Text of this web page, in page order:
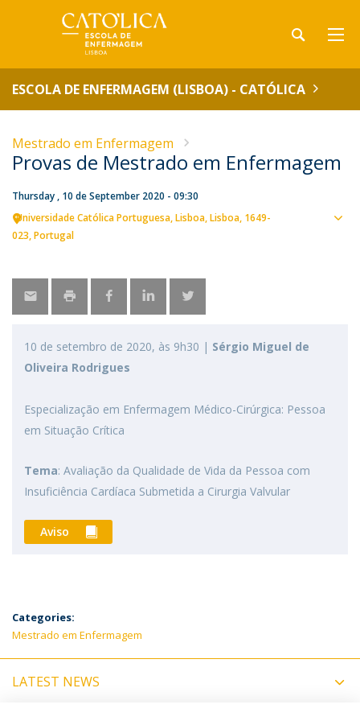
ESCOLA DE ENFERMAGEM (LISBOA) - CATÓLICA
Mestrado em Enfermagem
Provas de Mestrado em Enfermagem
Thursday , 10 de September 2020 - 09:30
Universidade Católica Portuguesa Lisboa Lisboa 1649-
023 Portugal
10 de setembro de 2020, às 9h30 | Sérgio Miguel de
Oliveira Rodrigues
Especialização em Enfermagem Médico-Cirúrgica: Pessoa
em Situação Crítica
Tema: Avaliação da Qualidade de Vida da Pessoa com
Insuficiência Cardíaca Submetida a Cirurgia Valvular
Aviso
Categories:
Mestrado em Enfermagem
LATEST NEWS